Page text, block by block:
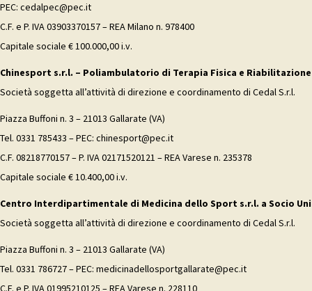
PEC: cedalpec@pec.it
C.F. e P. IVA 03903370157 – REA Milano n. 978400
Capitale sociale € 100.000,00 i.v.
Chinesport s.r.l. – Poliambulatorio di Terapia Fisica e
Società soggetta all’attività di direzione e coordinamento di Cedal S.r.l.
Piazza Buffoni n. 3 – 21013 Gallarate (VA)
Tel. 0331 785433 – PEC: chinesport@pec.it
C.F. 08218770157 – P. IVA 02171520121 – REA Varese n. 235378
Capitale sociale € 10.400,00 i.v.
Centro Interdipartimentale di Medicina dello Sport s.r.l. a Socio
Società soggetta all’attività di direzione e coordinamento di Cedal S.r.l.
Piazza Buffoni n. 3 – 21013 Gallarate (VA)
Tel. 0331 786727 – PEC: medicinadellosportgallarate@pec.it
C.F. e P. IVA 01995210125 – REA Varese n. 228110